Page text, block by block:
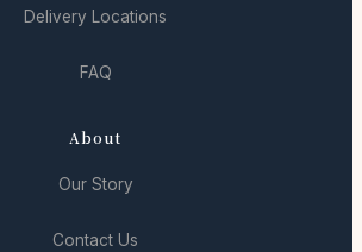
Delivery Locations
FAQ
About
Our Story
Contact Us